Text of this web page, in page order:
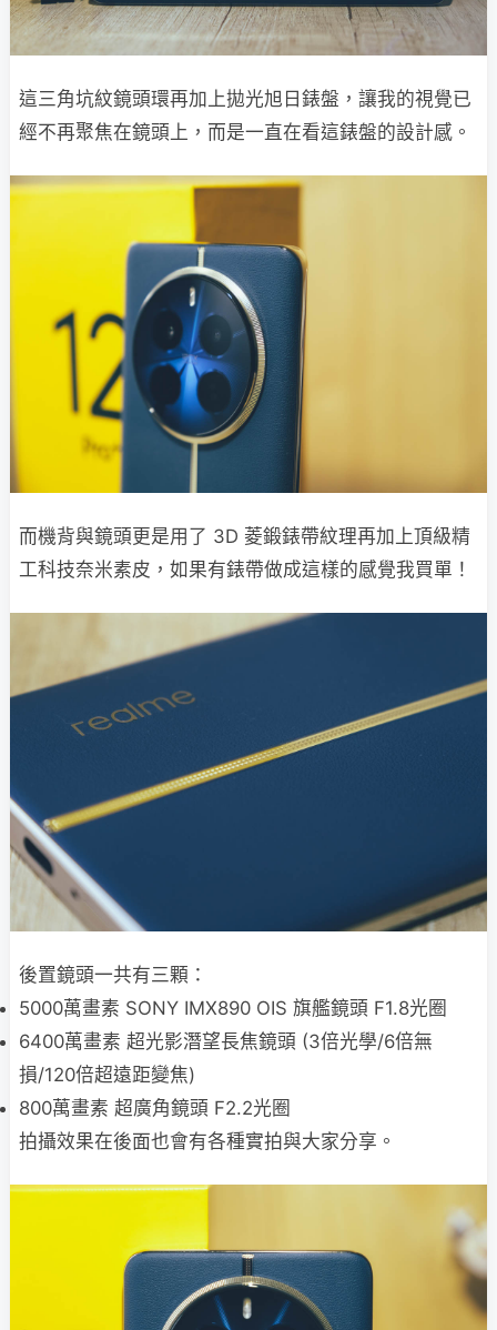
這三角坑紋鏡頭環再加上拋光旭日錶盤，讓我的視覺已
經不再聚焦在鏡頭上，而是一直在看這錶盤的設計感。
而機背與鏡頭更是用了 3D 菱鍛錶帶紋理再加上頂級精
工科技奈米素皮，如果有錶帶做成這樣的感覺我買單！
後置鏡頭一共有三顆：
5000萬畫素 SONY IMX890 OIS 旗艦鏡頭 F1.8光圈
6400萬畫素 超光影潛望長焦鏡頭 (3倍光學/6倍無
損/120倍超遠距變焦)
800萬畫素 超廣角鏡頭 F2.2光圈
拍攝效果在後面也會有各種實拍與大家分享。